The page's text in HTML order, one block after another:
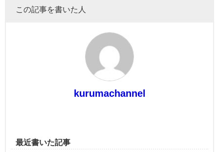
この記事を書いた人
kurumachannel
最近書いた記事